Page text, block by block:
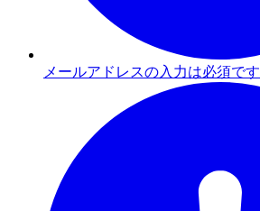
メールアドレスの入力は必須です